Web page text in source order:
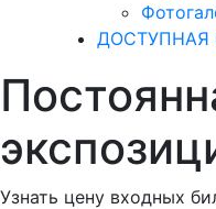
ДОСТУПНАЯ
Узнать цену входных